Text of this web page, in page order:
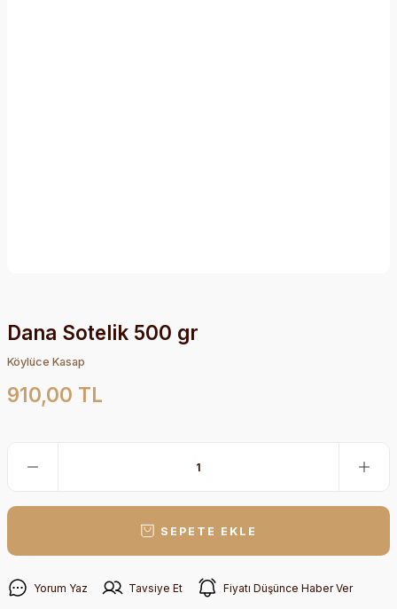
Dana Sotelik 500 gr
Köylüce Kasap
910,00 TL
SEPETE EKLE
Yorum Yaz Tavsiye Et Fiyatı Düşünce Haber Ver